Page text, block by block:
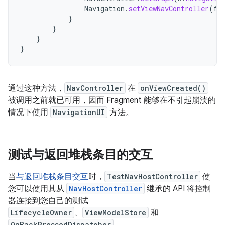
Navigation . setViewNavController(
}
}
}
}
通过这种方法， NavController 在 onViewCreated()
被调用之前就已可用，因而 Fragment 能够在不引起崩溃的
情况下使用 NavigationUI 方法。
测试与返回堆栈条目的交互
当与返回堆栈条目交互时， TestNavHostController 使
您可以使用其从 NavHostController 继承的 API 将控制
器连接到您自己的测试
LifecycleOwner 、 ViewModelStore 和